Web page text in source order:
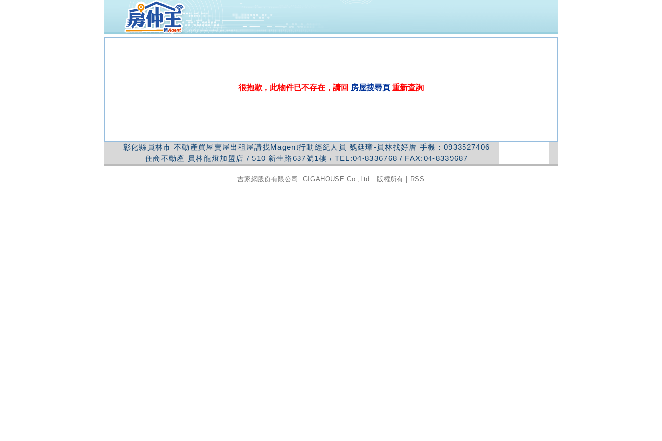
很抱歉，此物件已不存在，請回 房屋搜尋頁 重新查詢
彰化縣員林市 不動產買屋賣屋出租屋請找Magent行動經紀人員 魏廷璋-員林找好厝 手機： 0933527406
住商不動產
員林龍燈加盟店 /510 新生路637號1樓 / TEL:04-8336768 / FAX:04-8339687
吉家網股份有限公司 GIGAHOUSE Co.,Ltd 版權所有 | RSS